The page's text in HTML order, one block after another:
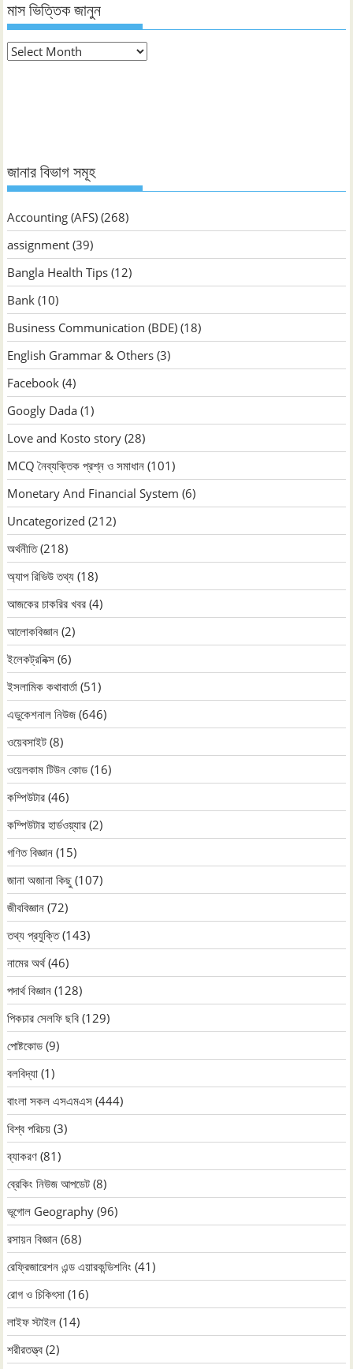
মাস ভিত্তিক জানুন
মাস
জানার বিভাগ সমূহ
Accounting (AFS) (268)
assignment (39)
Bangla Health Tips (12)
Bank (10)
Business Communication (BDE) (18)
English Grammar & Others (3)
Facebook (4)
Googly Dada (1)
Love and Kosto story (28)
MCQ নৈব্যক্তিক প্রশ্ন ও সমাধান (101)
Monetary And Financial System (6)
Uncategorized (212)
অর্থনীতি(218)
অ্যাপ রিভিউ তথ্য (18)
আজকের চাকরির খবর (4)
আলোকবিজ্ঞান (2)
ইলেকট্রনিক্স (6)
ইসলামিক কথাবার্তা (51)
এডুকেশনাল নিউজ (646)
ওয়েবসাইট (8)
ওয়েলকাম টিউন কোড (16)
কম্পিউটার (46)
কম্পিউটার হার্ডওয়্যার (2)
গণিত বিজ্ঞান (15)
জানা অজানা কিছু (107)
জীববিজ্ঞান (72)
তথ্য প্রযুক্তি(143)
নামের অর্থ(46)
পদার্থ বিজ্ঞান (128)
পিকচার সেলফি ছবি (129)
পোষ্টকোড (9)
বলবিদ্যা (1)
বাংলা সকল এসএমএস (444)
বিশ্ব পরিচয় (3)
ব্যাকরণ (81)
ব্রেকিং নিউজ আপডেট (8)
ভূগোল Geography (96)
রসায়ন বিজ্ঞান (68)
রেফ্রিজারেশন এন্ড এয়ারকন্ডিশনিং (41)
রোগ ও চিকিৎসা (16)
লাইফ স্টাইল (14)
শরীরতত্ত্ব (2)